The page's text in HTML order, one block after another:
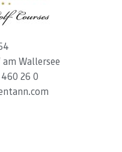
Wallersee
26 0